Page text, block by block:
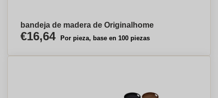
bandeja de madera de Originalhome
€16,64 Por pieza, base en 100 piezas